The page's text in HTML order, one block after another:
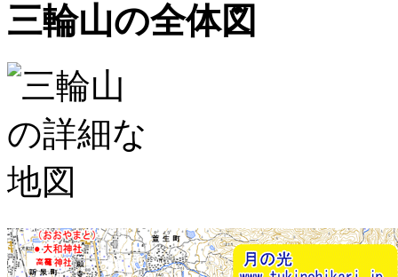
三輪山の全体図